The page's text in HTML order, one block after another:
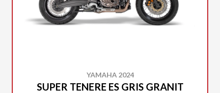
YAMAHA 2024
SUPER TENERE ES GRIS GRANIT